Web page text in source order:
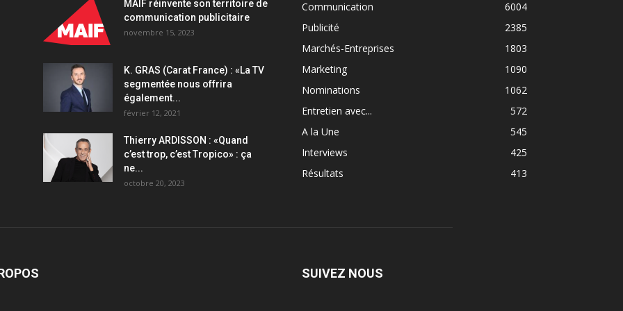
MAIF réinvente son territoire de
communication publicitaire
novembre 15, 2023
K. GRAS (Carat France) : «La TV
segmentée nous offrira
également...
février 12, 2021
Thierry ARDISSON : «Quand
c’est trop, c’est Tropico» : ça
ne...
octobre 20, 2023
Communication
6004
Publicité
2385
Marchés-Entreprises
1803
Marketing
1090
Nominations
1062
Entretien avec...
572
A la Une
545
Interviews
425
Résultats
413
SUIVEZ NOUS